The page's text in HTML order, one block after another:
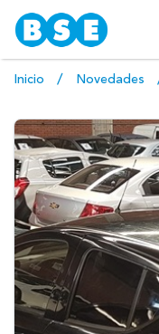
Inicio Novedades